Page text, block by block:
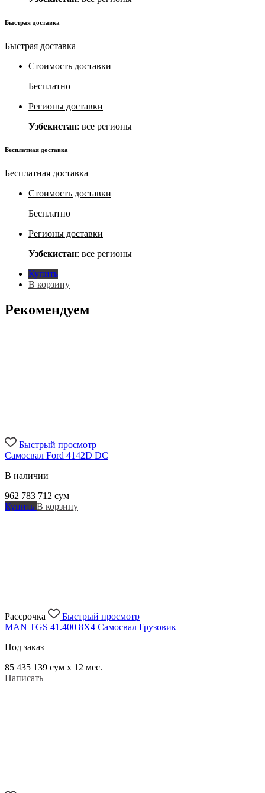
Быстрая доставка
Быстрая доставка
Стоимость доставки
Бесплатно
Регионы доставки
Узбекистан: все регионы
Бесплатная доставка
Бесплатная доставка
Стоимость доставки
Бесплатно
Регионы доставки
Узбекистан: все регионы
Купить
В корзину
Рекомендуем
Быстрый просмотр
Самосвал Ford 4142D DC
В наличии
962 783 712 сум
Купить В корзину
Рассрочка
Быстрый просмотр
MAN TGS 41.400 8X4 Самосвал Грузовик
Под заказ
85 435 139 сум x 12 мес.
Написать